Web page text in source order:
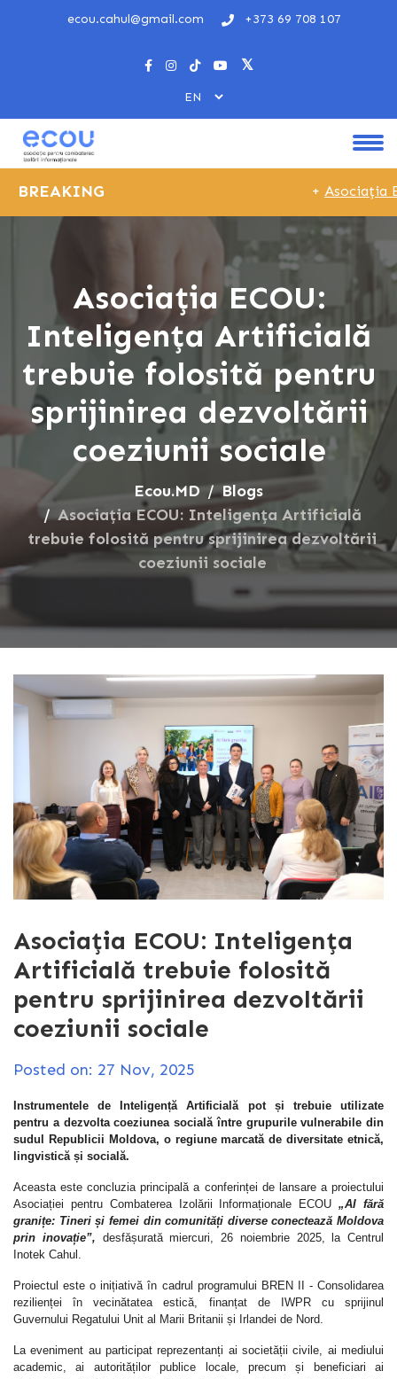
ecou.cahul@gmail.com +373 69 708 107
BREAKING +Asociația
Asociația ECOU:
Inteligența Artificială
trebuie folosită pentru
sprijinirea dezvoltării
coeziunii sociale
Ecou.MD
Blogs
Asociația ECOU: Inteligența Artificială
trebuie folosită pentru sprijinirea dezvoltării
coeziunii sociale
Asociația ECOU: Inteligența
Artificială trebuie folosită
pentru sprijinirea dezvoltării
coeziunii sociale
Posted on: 27 Nov, 2025
Instrumentele de Inteligență Artificială pot și trebuie utilizate
pentru a dezvolta coeziunea socială între grupurile vulnerabile din
sudul Republicii Moldova, o regiune marcată de diversitate etnică,
lingvistică și socială.
Aceasta este concluzia principală a conferinței de lansare a proiectului
Asociației pentru Combaterea Izolării Informaționale ECOU„AI fără
granițe: Tineri și femei din comunități diverse conectează Moldova
prin inovație”, desfășurată miercuri, 26 noiembrie 2025, la Centrul
Inotek Cahul.
Proiectul este o inițiativă în cadrul programului BREN II - Consolidarea
rezilienței în vecinătatea estică, finanțat de IWPR cu sprijinul
Guvernului Regatului Unit al Marii Britanii și Irlandei de Nord.
La eveniment au participat reprezentanți ai societății civile, ai mediului
academic, ai autorităților publice locale, precum și beneficiari ai